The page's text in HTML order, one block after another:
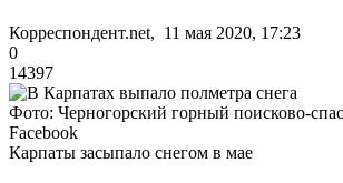
Корреспондент.net, 11 мая 2020, 17:23
0
14397
Фото: Черногорский горный поисково-
Facebook
Карпаты засыпало снегом в мае